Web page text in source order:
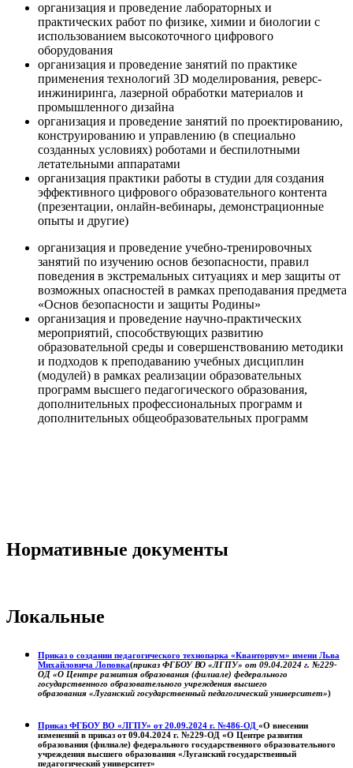
организация и проведение лабораторных и
практических работ по физике, химии и биологии с
использованием высокоточного цифрового
оборудования
организация и проведение занятий по практике
применения технологий 3D моделирования, реверс-
инжиниринга, лазерной обработки материалов и
промышленного дизайна
организация и проведение занятий по проектированию,
конструированию и управлению (в специально
созданных условиях) роботами и беспилотными
летательными аппаратами
организация практики работы в студии для создания
эффективного цифрового образовательного контента
(презентации, онлайн-вебинары, демонстрационные
опыты и другие)
организация и проведение учебно-тренировочных
занятий по изучению основ безопасности, правил
поведения в экстремальных ситуациях и мер защиты от
возможных опасностей в рамках преподавания предмета
«Основ безопасности и защиты Родины»
организация и проведение научно-практических
мероприятий, способствующих развитию
образовательной среды и совершенствованию методики
и подходов к преподаванию учебных дисциплин
(модулей) в рамках реализации образовательных
программ высшего педагогического образования,
дополнительных профессиональных программ и
дополнительных общеобразовательных программ
Нормативные документы
Локальные
Приказ о создании педагогического технопарка «Кванториум» имени Льва
Михайловича Лоповка(приказ ФГБОУ ВО «ЛГПУ» от 09.04.2024 г. №229-
ОД «О Центре развития образования (филиале) федерального
государственного образовательного учреждения высшего
образования «Луганский государственный педагогический университет»)
Приказ ФГБОУ ВО «ЛГПУ» от 20.09.2024 г. №486-ОД «О внесении
изменений в приказ от 09.04.2024 г. №229-ОД «О Центре развития
образования (филиале) федерального государственного образовательного
учреждения высшего образования «Луганский государственный
педагогический университет»